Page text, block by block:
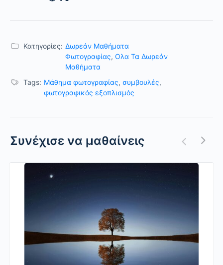
Κατηγορίες: Δωρεάν Μαθήματα
Φωτογραφίας, Ολα Τα Δωρεάν
Μαθήματα
Tags: Μάθημα φωτογραφίας, συμβουλές,
φωτογραφικός εξοπλισμός
Συνέχισε να μαθαίνεις